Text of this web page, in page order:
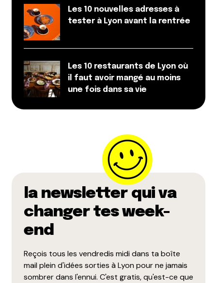
Les 10 nouvelles adresses à
tester à Lyon avant la rentrée
Les 10 restaurants de Lyon où
il faut avoir mangé au moins
une fois dans sa vie
la newsletter qui va
changer tes week-
end
Reçois tous les vendredis midi dans ta boîte
mail plein d'idées sorties à Lyon pour ne jamais
sombrer dans l'ennui. C'est gratis, qu'est-ce que